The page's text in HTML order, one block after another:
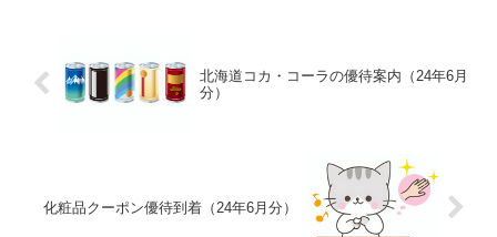
北海道コカ・コーラの優待案内（24年6月
分）
化粧品クーポン優待到着（24年6月分）